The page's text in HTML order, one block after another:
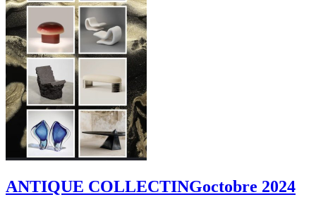
ANTIQUE COLLECTINGoctobre 2024